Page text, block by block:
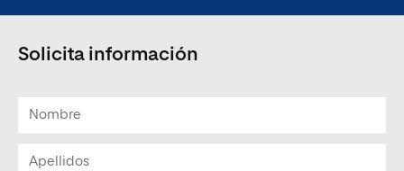
Solicita información